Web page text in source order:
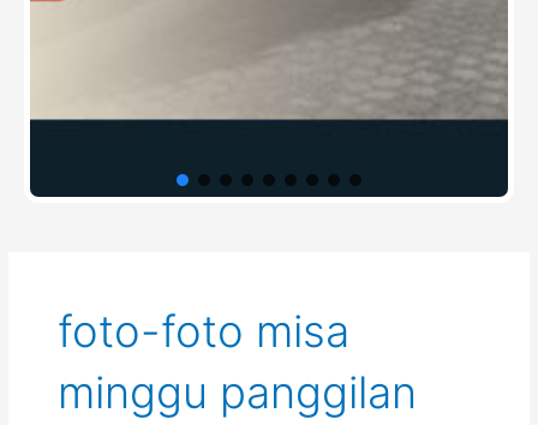
foto-foto misa
minggu panggilan